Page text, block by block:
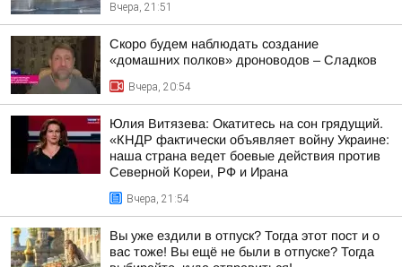
Вчера, 21:51
Скоро будем наблюдать создание
«домашних полков» дроноводов – Сладков
Вчера, 20:54
Юлия Витязева: Окатитесь на сон грядущий.
«КНДР фактически объявляет войну Украине:
наша страна ведет боевые действия против
Северной Кореи, РФ и Ирана
Вчера, 21:54
Вы уже ездили в отпуск? Тогда этот пост и о
вас тоже! Вы ещё не были в отпуске? Тогда